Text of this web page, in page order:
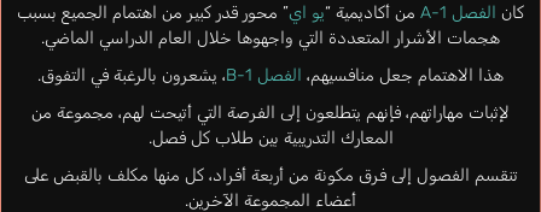
كان الفصل 1-A من أكاديمية “يو اي” محور قدر كبير من اهتمام الجميع بسبب
هجمات الأشرار المتعددة التي واجهوها خلال العام الدراسي الماضي.
هذا الاهتمام جعل منافسيهم، الفصل 1-B
، يشعرون بالرغبة في التفوق.
لإثبات مهاراتهم، فإنهم يتطلعون إلى الفرصة التي أتيحت لهم، مجموعة من
المعارك التدريبية بين طلاب كل فصل.
تنقسم الفصول إلى فرق مكونة من أربعة أفراد، كل منها مكلف بالقبض على
أعضاء المجموعة الآخرين.